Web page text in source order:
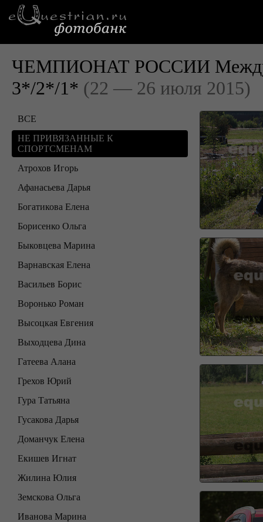
ЧЕМПИОНАТ РОССИИ
3*/2*/1* (22 — 26 июля 2015)
ВСЕ
НЕ ПРИВЯЗАННЫЕ К
СПОРТСМЕНАМ
Атрохов Игорь
Афанасьева Дарья
Богатикова Елена
Борисенко Ольга
Быковцева Марина
Варнавская Елена
Васильев Борис
Воронько Роман
Высоцкая Евгения
Выходцева Дина
Гатеева Алана
Грехов Юрий
Гура Татьяна
Гусакова Дарья
Доманчук Елена
Екишев Игнат
Жилина Юлия
Земскова Ольга
Иванова Марина